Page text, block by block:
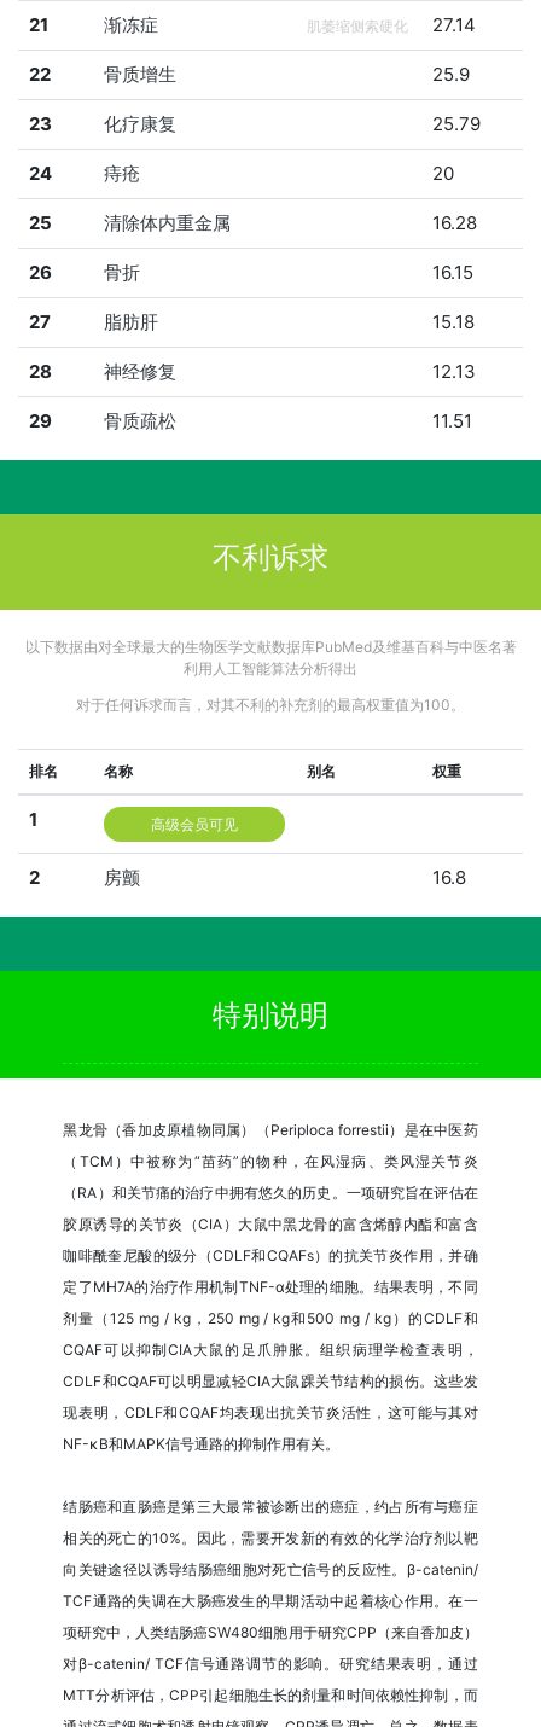
21 渐冻症 肌萎缩侧索硬化 27.14
22 骨质增生 25.9
23 化疗康复 25.79
24 痔疮 20
25 清除体内重金属 16.28
26 骨折 16.15
27 脂肪肝 15.18
28 神经修复 12.13
29 骨质疏松 11.51
不利诉求
以下数据由对全球最大的生物医学文献数据库PubMed及维基百科与中医名著
利用人工智能算法分析得出
对于任何诉求而言，对其不利的补充剂的最高权重值为100。
排名 名称 别名 权重
1 高级会员可见
2 房颤 16.8
特别说明
黑龙骨（香加皮原植物同属）（Periploca forrestii）是在中医药
（TCM）中被称为“苗药”的物种，在风湿病、类风湿关节炎
（RA）和关节痛的治疗中拥有悠久的历史。一项研究旨在评估在
胶原诱导的关节炎（CIA）大鼠中黑龙骨的富含烯醇内酯和富含
咖啡酰奎尼酸的级分（CDLF和CQAFs）的抗关节炎作用，并确
定了MH7A的治疗作用机制TNF-α处理的细胞。结果表明，不同
剂量（125 mg / kg，250 mg / kg和500 mg / kg）的CDLF和
CQAF可以抑制CIA大鼠的足爪肿胀。组织病理学检查表明，
CDLF和CQAF可以明显减轻CIA大鼠踝关节结构的损伤。这些发
现表明，CDLF和CQAF均表现出抗关节炎活性，这可能与其对
NF-κB和MAPK信号通路的抑制作用有关。
结肠癌和直肠癌是第三大最常被诊断出的癌症，约占所有与癌症
相关的死亡的10%。因此，需要开发新的有效的化学治疗剂以靶
向关键途径以诱导结肠癌细胞对死亡信号的反应性。β-catenin/
TCF通路的失调在大肠癌发生的早期活动中起着核心作用。在一
项研究中，人类结肠癌SW480细胞用于研究CPP（来自香加皮）
对β-catenin/ TCF信号通路调节的影响。研究结果表明，通过
MTT分析评估，CPP引起细胞生长的剂量和时间依赖性抑制，而